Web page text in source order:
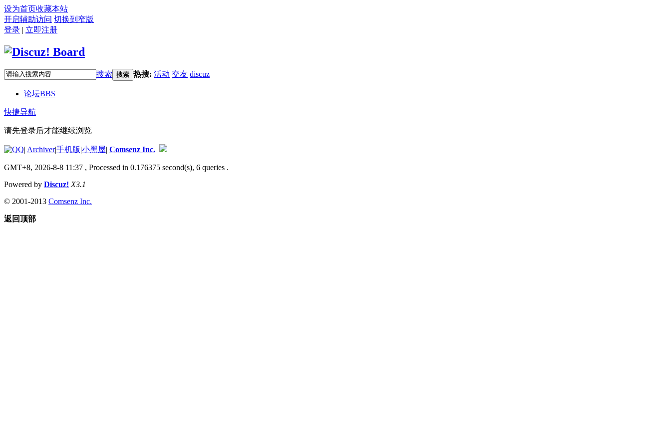
设为首页收藏本站
开启辅助访问 切换到窄版
登录 | 立即注册
搜索 搜索 热搜: 活动 交友 discuz
论坛BBS
快捷导航
请先登录后才能继续浏览
| Archiver|手机版|小黑屋| Comsenz Inc.
GMT+8, 2026-8-8 11:37 , Processed in 0.176375 second(s), 6 queries .
Powered by Discuz! X3.1
© 2001-2013 Comsenz Inc.
返回顶部